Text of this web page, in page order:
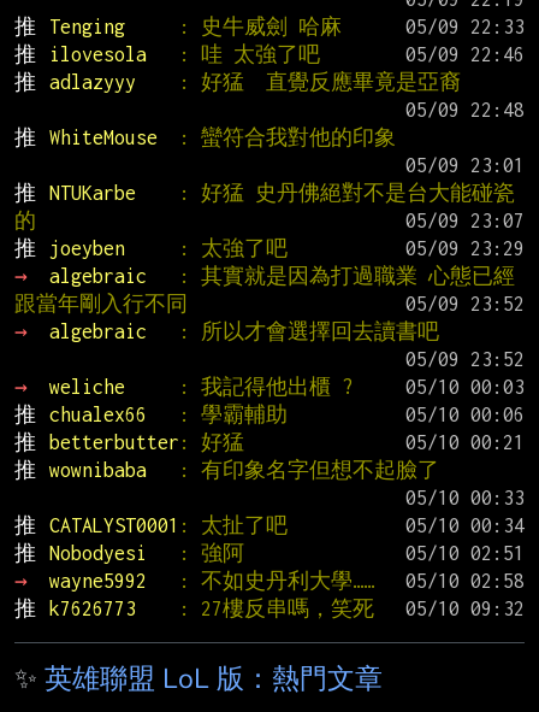
推
Tenging : 史牛威劍 哈麻
推
ilovesola : 哇 太強了吧
推
adlazyyy
: 好猛  直覺反應畢竟是亞裔
推
WhiteMouse
: 蠻符合我對他的印象
推
NTUKarbe
: 好猛 史丹佛絕對不是台大能碰瓷
的
推
joeyben : 太強了吧
→
algebraic
: 其實就是因為打過職業 心態已經
跟當年剛入行不同
→
algebraic
: 所以才會選擇回去讀書吧
→
weliche : 我記得他出櫃 ?
推
chualex66 : 學霸輔助
推
betterbutter : 好猛
推
wownibaba
: 有印象名字但想不起臉了
推
CATALYST0001 : 太扯了吧
推
Nobodyesi : 強阿
→
wayne5992 : 不如史丹利大學……
推
k7626773 : 27樓反串嗎，笑死
✨ 英雄聯盟 LoL 版：熱門文章